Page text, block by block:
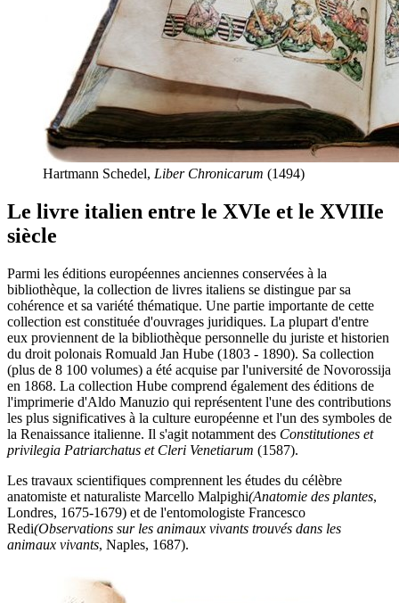
Hartmann Schedel, Liber Chronicarum (1494)
Le livre italien entre le XVIe et le XVIIIe
siècle
Parmi les éditions européennes anciennes conservées à la
bibliothèque, la collection de livres italiens se distingue par sa
cohérence et sa variété thématique. Une partie importante de cette
collection est constituée d'ouvrages juridiques. La plupart d'entre
eux proviennent de la bibliothèque personnelle du juriste et historien
du droit polonais Romuald Jan Hube (1803 - 1890). Sa collection
(plus de 8 100 volumes) a été acquise par l'université de Novorossija
en 1868. La collection Hube comprend également des éditions de
l'imprimerie d'Aldo Manuzio qui représentent l'une des contributions
les plus significatives à la culture européenne et l'un des symboles de
la Renaissance italienne. Il s'agit notamment des Constitutiones et
privilegia Patriarchatus et Cleri Venetiarum (1587).
Les travaux scientifiques comprennent les études du célèbre
anatomiste et naturaliste Marcello Malpighi(Anatomie des plantes,
Londres, 1675-1679) et de l'entomologiste Francesco
Redi(Observations sur les animaux vivants trouvés dans les
animaux vivants, Naples, 1687).